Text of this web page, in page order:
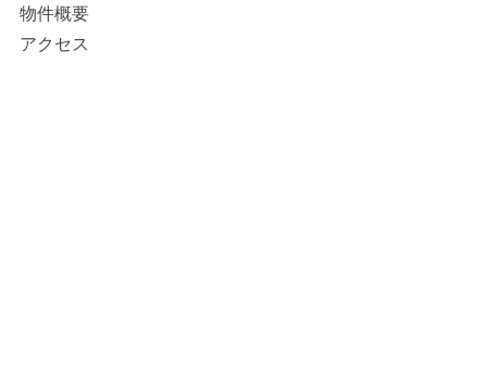
物件概要
アクセス